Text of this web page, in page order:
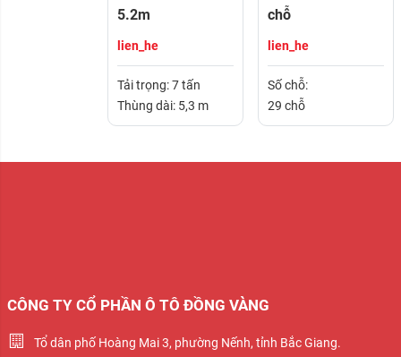
5.2m
lien_he
Tải trọng: 7 tấn
Thùng dài: 5,3 m
chỗ
lien_he
Số chỗ:
29 chỗ
CÔNG TY CỔ PHẦN Ô TÔ ĐỒNG VÀNG
Tổ dân phố Hoàng Mai 3, phường Nếnh, tỉnh Bắc Giang.